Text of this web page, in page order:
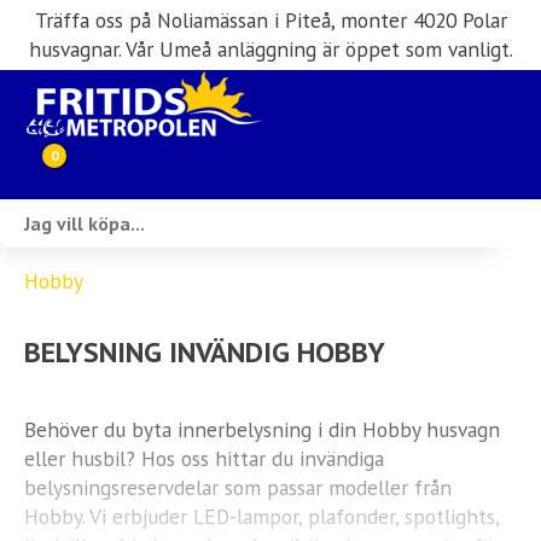
Träffa oss på Noliamässan i Piteå, monter 4020 Polar
husvagnar. Vår Umeå anläggning är öppet som vanligt.
0
Husvagnar i lager
Husbilsuthyrning
Verkstad
Hobby
BELYSNING INVÄNDIG HOBBY
Behöver du byta innerbelysning i din Hobby husvagn
eller husbil? Hos oss hittar du invändiga
belysningsreservdelar som passar modeller från
Hobby. Vi erbjuder LED-lampor, plafonder, spotlights,